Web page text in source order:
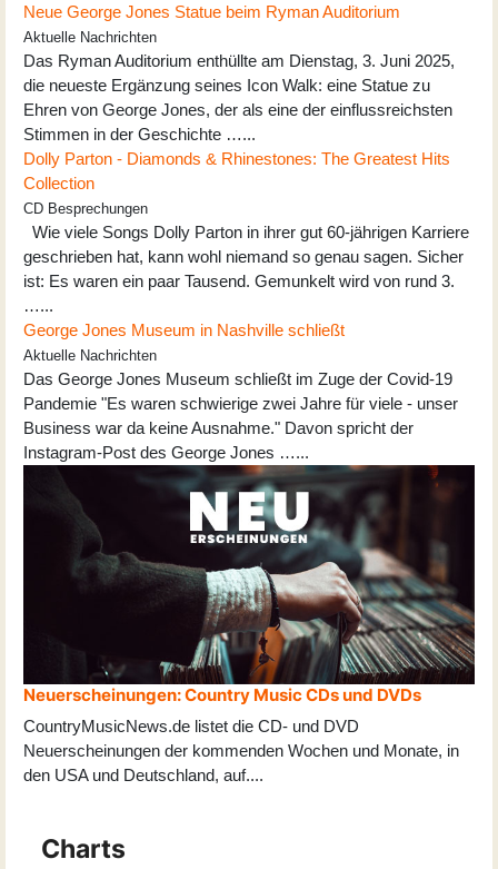
Neue George Jones Statue beim Ryman Auditorium
Aktuelle Nachrichten
Das Ryman Auditorium enthüllte am Dienstag, 3. Juni 2025,
die neueste Ergänzung seines Icon Walk: eine Statue zu
Ehren von George Jones, der als eine der einflussreichsten
Stimmen in der Geschichte …...
Dolly Parton - Diamonds & Rhinestones: The Greatest Hits
Collection
CD Besprechungen
Wie viele Songs Dolly Parton in ihrer gut 60-jährigen Karriere
geschrieben hat, kann wohl niemand so genau sagen. Sicher
ist: Es waren ein paar Tausend. Gemunkelt wird von rund 3.
…...
George Jones Museum in Nashville schließt
Aktuelle Nachrichten
Das George Jones Museum schließt im Zuge der Covid-19
Pandemie "Es waren schwierige zwei Jahre für viele - unser
Business war da keine Ausnahme." Davon spricht der
Instagram-Post des George Jones …...
Neuerscheinungen: Country Music CDs und DVDs
CountryMusicNews.de listet die CD- und DVD
Neuerscheinungen der kommenden Wochen und Monate, in
den USA und Deutschland, auf....
Charts